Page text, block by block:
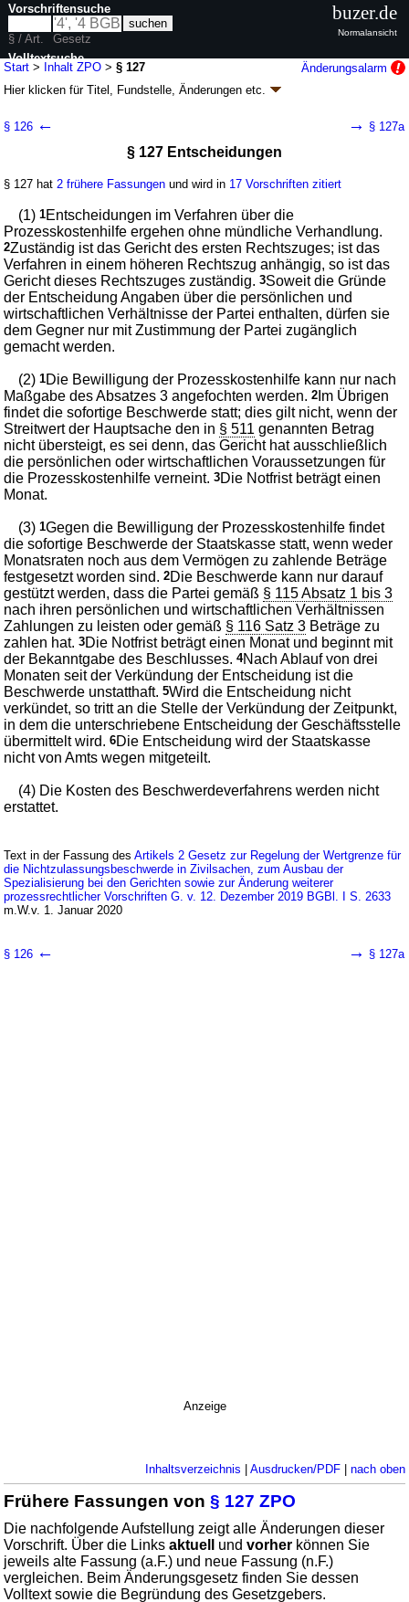
Start > Inhalt ZPO >§ 127
Änderungsalarm
Hier klicken fürTitel, Fundstelle, Änderungen etc.
1781; zuletzt geändert durchArtikel 3G. v. 20.05.2026
Geltung ab 01.01.1964; FNA: 310-4Zivilprozess, Zwangsversteigerung und
134 weitere Fassungen | wird in 1971 Vorschriften zitiert
Buch 1 Allgemeine Vorschriften
Abschnitt 2 Parteien
Titel 7 Prozesskostenhilfe und
Prozesskostenvorschuss
§ 126 ← → § 127a
§ 127 Entscheidungen
§ 127 hat 2 frühere Fassungen und wird in 17 Vorschriften zitiert
(1)1Entscheidungen im Verfahren über die
Prozesskostenhilfe ergehen ohne mündliche Verhandlung.
2Zuständig ist das Gericht des ersten Rechtszuges; ist das
Verfahren in einem höheren Rechtszug anhängig, so ist das
Gericht dieses Rechtszuges zuständig.3Soweit die Gründe
der Entscheidung Angaben über die persönlichen und
wirtschaftlichen Verhältnisse der Partei enthalten, dürfen sie
dem Gegner nur mit Zustimmung der Partei zugänglich
gemacht werden.
(2)1Die Bewilligung der Prozesskostenhilfe kann nur nach
Maßgabe des Absatzes 3 angefochten werden.2 Im Übrigen
findet die sofortige Beschwerde statt; dies gilt nicht, wenn der
Streitwert der Hauptsache den in § 511 genannten Betrag
nicht übersteigt, es sei denn, das Gericht hat ausschließlich
die persönlichen oder wirtschaftlichen Voraussetzungen für
die Prozesskostenhilfe verneint.3Die Notfrist beträgt einen
Monat.
(3)1Gegen die Bewilligung der Prozesskostenhilfe findet
die sofortige Beschwerde der Staatskasse statt, wenn weder
Monatsraten noch aus dem Vermögen zu zahlende Beträge
festgesetzt worden sind.2Die Beschwerde kann nur darauf
gestützt werden, dass die Partei gemäß § 115 Absatz 1 bis 3
nach ihren persönlichen und wirtschaftlichen Verhältnissen
Zahlungen zu leisten oder gemäß § 116 Satz 3 Beträge zu
zahlen hat.3Die Notfrist beträgt einen Monat und beginnt mit
der Bekanntgabe des Beschlusses.4Nach Ablauf von drei
Monaten seit der Verkündung der Entscheidung ist die
Beschwerde unstatthaft.5Wird die Entscheidung nicht
verkündet, so tritt an die Stelle der Verkündung der Zeitpunkt,
in dem die unterschriebene Entscheidung der Geschäftsstelle
übermittelt wird.6Die Entscheidung wird der Staatskasse
nicht von Amts wegen mitgeteilt.
(4) Die Kosten des Beschwerdeverfahrens werden nicht
erstattet.
Text in der Fassung desArtikels 2 Gesetz zur Regelung der Wertgrenze für
die Nichtzulassungsbeschwerde in Zivilsachen, zum Ausbau der
Spezialisierung bei den Gerichten sowie zur Änderung weiterer
prozessrechtlicher Vorschriften G. v. 12. Dezember 2019 BGBl. I S. 2633
m.W.v. 1. Januar 2020
§ 126 ← → § 127a
Anzeige
Inhaltsverzeichnis | Ausdrucken/PDF| nach oben
Frühere Fassungen von§ 127 ZPO
Die nachfolgende Aufstellung zeigt alle Änderungen dieser
Vorschrift. Über die Linksaktuell undvorher können Sie
jeweils alte Fassung (a.F.) und neue Fassung (n.F.)
vergleichen. Beim Änderungsgesetz finden Sie dessen
Volltext sowie die Begründung des Gesetzgebers.
Vorschriftensuche
§ / Art.
Gesetz
Volltextsuche
nur in ZPO
buzer.de
Normalansicht